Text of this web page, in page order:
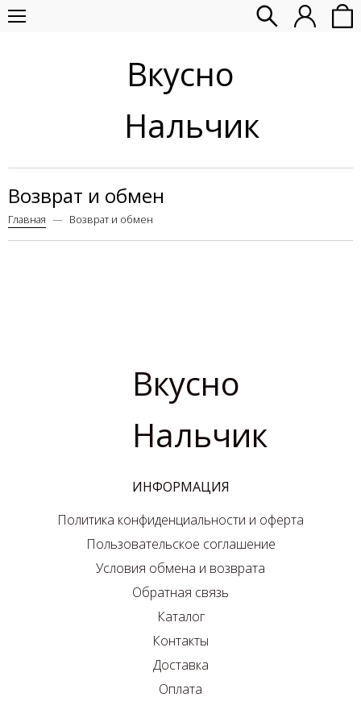
Вкусно
Нальчик
Возврат и обмен
Главная Возврат и обмен
Вкусно
Нальчик
ИНФОРМАЦИЯ
Политика конфиденциальности и оферта
Пользовательское соглашение
Условия обмена и возврата
Обратная связь
Каталог
Контакты
Доставка
Оплата